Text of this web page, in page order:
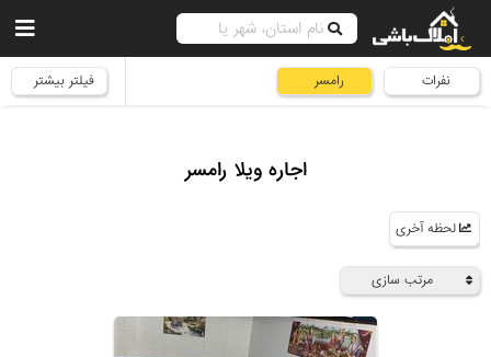
نفرات رامسر فیلتر بیشتر
اجاره ویلا رامسر
لحظه آخری
مرتب سازی